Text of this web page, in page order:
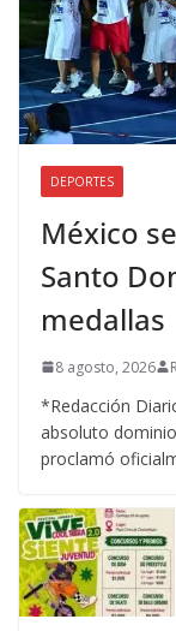
DEPORTES
México
Santo
medallas
8 agosto, 2026
*Redacción
absoluto
proclamó